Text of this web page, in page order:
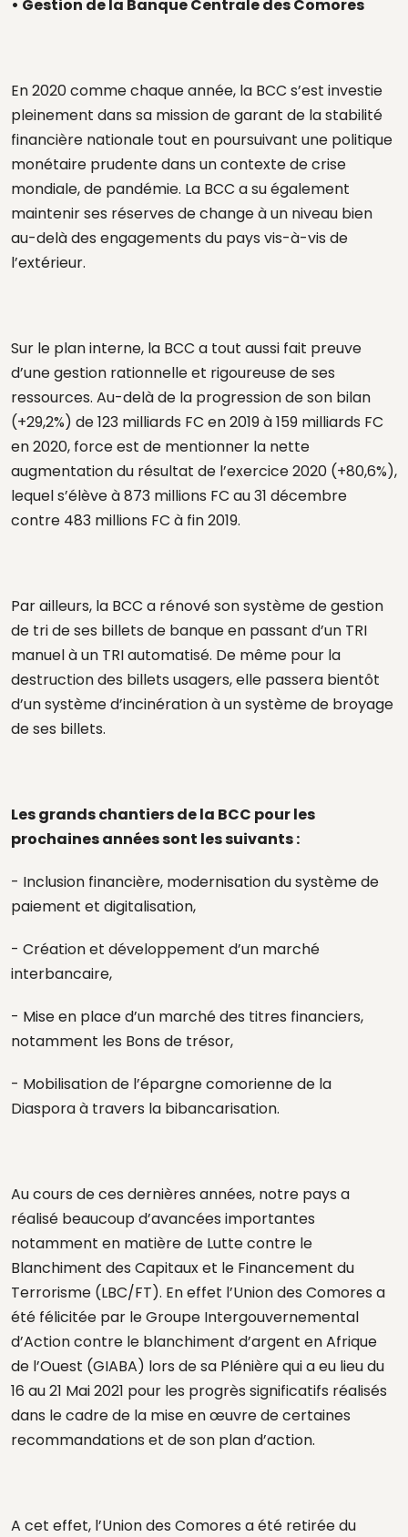
• Gestion de la Banque Centrale des Comores
En 2020 comme chaque année, la BCC s’est investie
pleinement dans sa mission de garant de la stabilité
financière nationale tout en poursuivant une politique
monétaire prudente dans un contexte de crise
mondiale, de pandémie. La BCC a su également
maintenir ses réserves de change à un niveau bien
au-delà des engagements du pays vis-à-vis de
l’extérieur.
Sur le plan interne, la BCC a tout aussi fait preuve
d’une gestion rationnelle et rigoureuse de ses
ressources. Au-delà de la progression de son bilan
(+29,2%) de 123 milliards FC en 2019 à 159 milliards FC
en 2020, force est de mentionner la nette
augmentation du résultat de l’exercice 2020 (+80,6%),
lequel s’élève à 873 millions FC au 31 décembre
contre 483 millions FC à fin 2019.
Par ailleurs, la BCC a rénové son système de gestion
de tri de ses billets de banque en passant d’un TRI
manuel à un TRI automatisé. De même pour la
destruction des billets usagers, elle passera bientôt
d’un système d’incinération à un système de broyage
de ses billets.
Les grands chantiers de la BCC pour les
prochaines années sont les suivants :
- Inclusion financière, modernisation du système de
paiement et digitalisation,
- Création et développement d’un marché
interbancaire,
- Mise en place d’un marché des titres financiers,
notamment les Bons de trésor,
- Mobilisation de l’épargne comorienne de la
Diaspora à travers la bibancarisation.
Au cours de ces dernières années, notre pays a
réalisé beaucoup d’avancées importantes
notamment en matière de Lutte contre le
Blanchiment des Capitaux et le Financement du
Terrorisme (LBC/FT). En effet l’Union des Comores a
été félicitée par le Groupe Intergouvernemental
d’Action contre le blanchiment d’argent en Afrique
de l’Ouest (GIABA) lors de sa Plénière qui a eu lieu du
16 au 21 Mai 2021 pour les progrès significatifs réalisés
dans le cadre de la mise en œuvre de certaines
recommandations et de son plan d’action.
A cet effet, l’Union des Comores a été retirée du